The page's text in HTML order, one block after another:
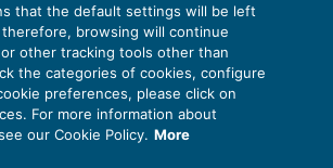
Privacy Policy
Cookie Policy
that the default settings will be left
therefore, browsing will continue
other tracking tools other than
the categories of cookies, configure
preferences, please click on
For more information about
our Cookie Policy. More